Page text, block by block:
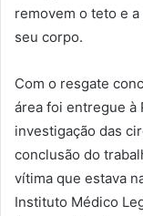
removem o teto e
seu corpo.
Com o resgate
área foi entregue à
investigação das
conclusão do
vítima que estava
Instituto Médico